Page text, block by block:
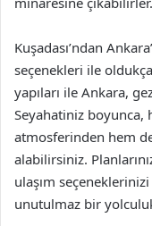
Kuşadası’ndan
seçenekleri ile
yapıları ile Ankara,
Seyahatiniz boyunca,
atmosferinden hem
alabilirsiniz.
ulaşım
unutulmaz bir